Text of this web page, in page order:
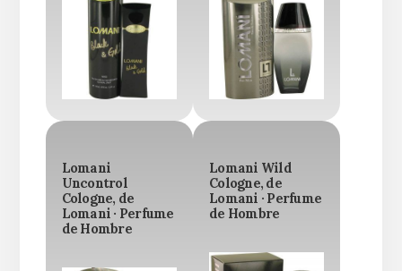
Lomani
Uncontrol
Cologne, de
Lomani · Perfume
de Hombre
Lomani Wild
Cologne, de
Lomani · Perfume
de Hombre